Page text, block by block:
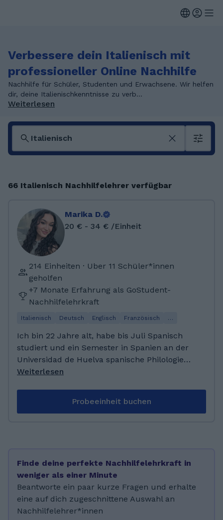
Verbessere dein Italienisch mit
professioneller Online Nachhilfe
Nachhilfe für Schüler, Studenten und Erwachsene. Wir helfen
dir, deine Italienischkenntnisse zu verb...
Weiterlesen
66 Italienisch Nachhilfelehrer verfügbar
Marika D.
20 € - 34 € /Einheit
214 Einheiten · Uber 11 Schüler*innen
geholfen
+7 Monate Erfahrung als GoStudent-
Nachhilfelehrkraft
Italienisch Deutsch Englisch Französisch …
Ich bin 22 Jahre alt, habe bis Juli Spanisch
studiert und ein Semester in Spanien an der
Universidad de Huelva spanische Philologie
studiert. Aktuell studiere ich Soziale Arbeit im
romanischen Sprachen. Dadurch, dass ich in
beizubringen beziehungsweise sie dabei
richtig zu unterstützen. Das Arbeiten mit
Kindern und Jugendlichen macht mir großen
Spaß! Ich habe nach meinem Abitur im Jahr
2022 begonnen Spanisch und Französisch auf
Weiterlesen
Probeeinheit buchen
Finde deine perfekte Nachhilfelehrkraft in
weniger als einer Minute
Beantworte ein paar kurze Fragen und erhalte
eine auf dich zugeschnittene Auswahl an
Nachhilfelehrer*innen